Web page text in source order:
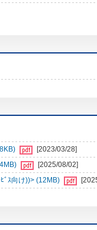
[2023/03/28]
[2025/08/02]
ﾞｽ向け))> (12MB)